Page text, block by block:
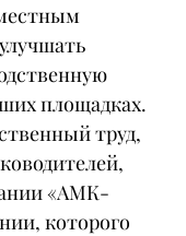
площадках.
труд,
«АМК-
которого